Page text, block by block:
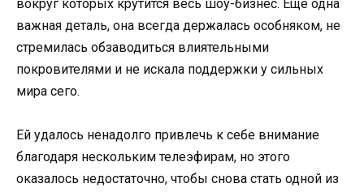
вокруг которых крутится весь шоу-бизнес. Ещё одна
важная деталь, она всегда держалась особняком, не
стремилась обзаводиться влиятельными
покровителями и не искала поддержки у сильных
мира сего.
Ей удалось ненадолго привлечь к себе внимание
благодаря нескольким телеэфирам, но этого
оказалось недостаточно, чтобы снова стать одной из